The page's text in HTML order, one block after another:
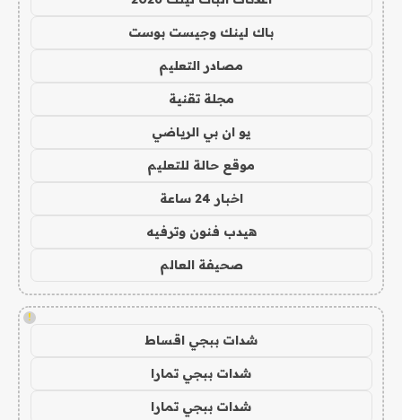
باك لينك وجيست بوست
مصادر التعليم
مجلة تقنية
يو ان بي الرياضي
موقع حالة للتعليم
اخبار 24 ساعة
هيدب فنون وترفيه
صحيفة العالم
!
شدات ببجي اقساط
شدات ببجي تمارا
شدات ببجي تمارا